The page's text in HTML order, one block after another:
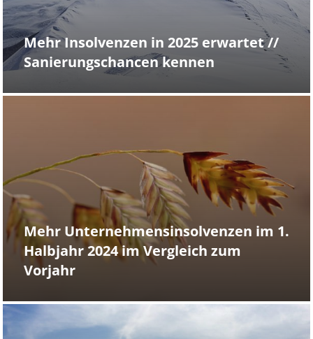
Mehr Insolvenzen in 2025 erwartet //
Sanierungschancen kennen
Mehr Unternehmensinsolvenzen im 1.
Halbjahr 2024 im Vergleich zum
Vorjahr